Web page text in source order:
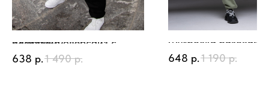
Футболка оверсайз с разрезами
638 р.1 490 р.
Футболка базовая
648 р.1 190 р.